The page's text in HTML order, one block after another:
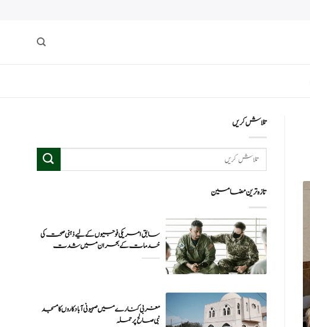
تلاش کریں
تازہ ترین مضامین
سابق امریکی فوجیوں کے لیے ذہنی صحت کی
خدمات کے بحران میں شدت
مغربی کنارے میں صہیونی آبادکاروں کا مسجد
نبی صالح پر حملہ